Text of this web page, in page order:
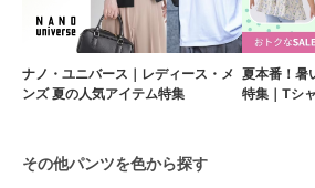
ナノ・ユニバース｜レディース・メ
ンズ 夏の人気アイテム特集
夏本番！暑
特集｜Tシ
その他パンツを色から探す